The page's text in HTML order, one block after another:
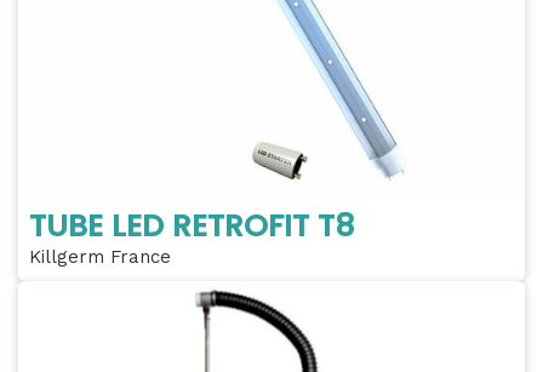
TUBE LED RETROFIT T8
Killgerm France